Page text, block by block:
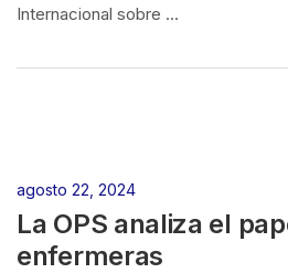
Internacional sobre ...
agosto 22, 2024
La OPS analiza el
enfermeras